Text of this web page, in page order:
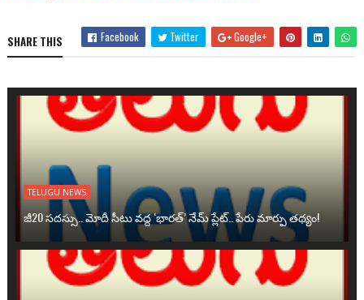
SHARE THIS Facebook Twitter Google+
TELUGU NEWS
జీ20 సదస్సు.. మోదీ సీటు వద్ద ‘భారత్’ నేమ్ ప్లేట్‌.. పేరు మార్పు తథ్యం!